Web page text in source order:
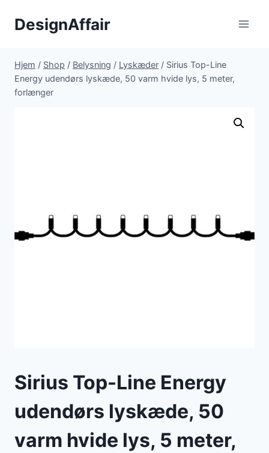
DesignAffair
Hjem / Shop / Belysning / Lyskæder / Sirius Top-Line
Energy udendørs lyskæde, 50 varm hvide lys, 5 meter,
forlænger
Sirius Top-Line Energy
udendørs lyskæde, 50
varm hvide lys, 5 meter,